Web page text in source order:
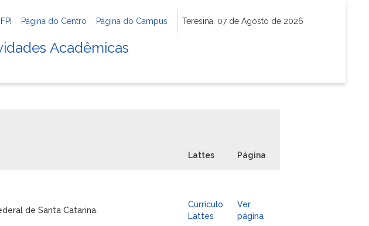
Página do Centro Página do Campus Teresina, 07 de Agosto de 2026
Acadêmicas
Lattes Página
de Santa Catarina.
Currículo
Lattes
Ver
página